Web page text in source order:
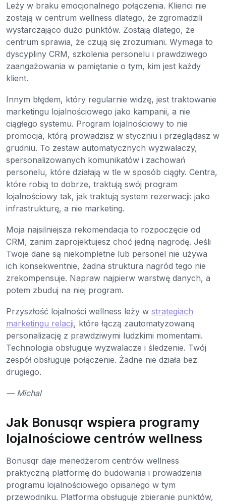
Leży w braku emocjonalnego połączenia. Klienci nie
zostają w centrum wellness dlatego, że zgromadzili
wystarczająco dużo punktów. Zostają dlatego, że
centrum sprawia, że czują się zrozumiani. Wymaga to
dyscypliny CRM, szkolenia personelu i prawdziwego
zaangażowania w pamiętanie o tym, kim jest każdy
klient.
Innym błędem, który regularnie widzę, jest traktowanie
marketingu lojalnościowego jako kampanii, a nie
ciągłego systemu. Program lojalnościowy to nie
promocja, którą prowadzisz w styczniu i przeglądasz w
grudniu. To zestaw automatycznych wyzwalaczy,
spersonalizowanych komunikatów i zachowań
personelu, które działają w tle w sposób ciągły. Centra,
które robią to dobrze, traktują swój program
lojalnościowy tak, jak traktują system rezerwacji: jako
infrastrukturę, a nie marketing.
Moja najsilniejsza rekomendacja to rozpoczęcie od
CRM, zanim zaprojektujesz choć jedną nagrodę. Jeśli
Twoje dane są niekompletne lub personel nie używa
ich konsekwentnie, żadna struktura nagród tego nie
zrekompensuje. Napraw najpierw warstwę danych, a
potem zbuduj na niej program.
Przyszłość lojalności wellness leży w strategiach
marketingu relacji, które łączą zautomatyzowaną
personalizację z prawdziwymi ludzkimi momentami.
Technologia obsługuje wyzwalacze i śledzenie. Twój
zespół obsługuje połączenie. Żadne nie działa bez
drugiego.
— Michal
Jak Bonusqr wspiera programy
lojalnościowe centrów wellness
Bonusqr daje menedżerom centrów wellness
praktyczną platformę do budowania i prowadzenia
programu lojalnościowego opisanego w tym
przewodniku. Platforma obsługuje zbieranie punktów,